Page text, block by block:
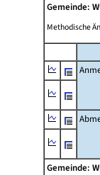
Gemeinde:
Methodische
Gemeinde: